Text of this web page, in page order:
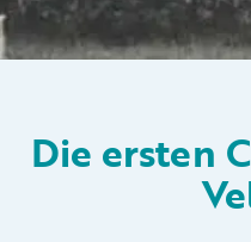
Die ersten